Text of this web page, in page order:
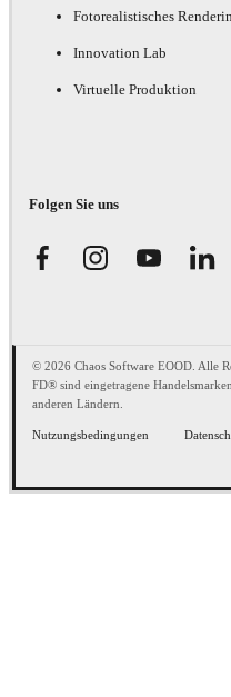
Fotorealistisches
Innovation Lab
Virtuelle Produktion
Folgen Sie uns
© 2026 Chaos Software EOOD. Alle
FD® sind eingetragene
anderen Ländern.
Nutzungsbedingungen